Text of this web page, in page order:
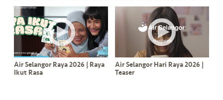
Selangor
Air Selangor Raya 2026 | Raya
Ikut Rasa
Air Selangor Hari Raya 2026 |
Teaser